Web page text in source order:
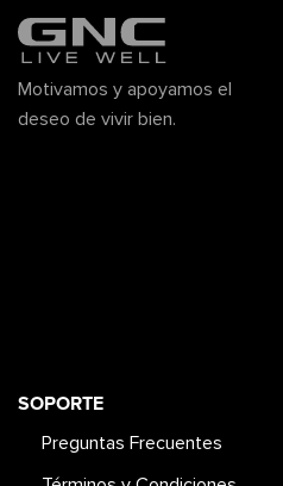
Motivamos y apoyamos el
deseo de vivir bien.
SOPORTE
Preguntas Frecuentes